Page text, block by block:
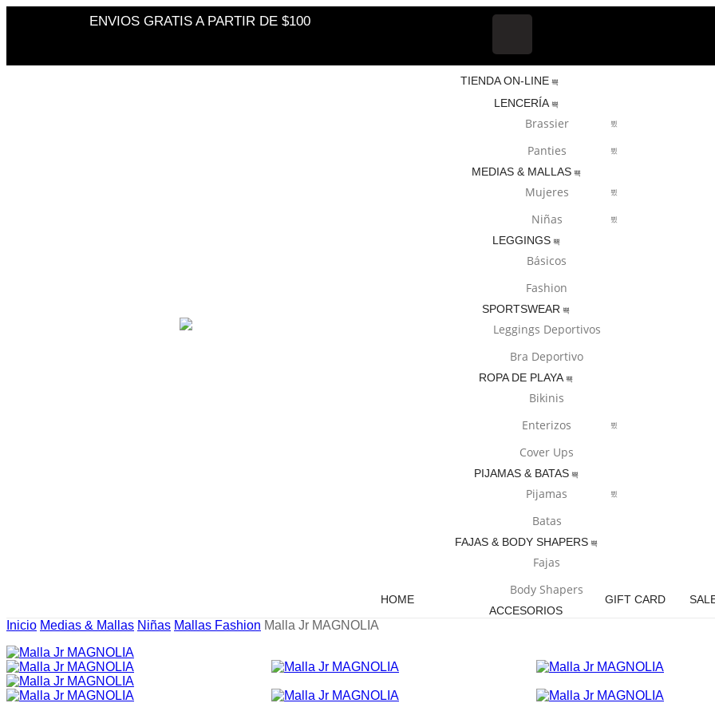
ENVIOS GRATIS A PARTIR DE $100
HOME
TIENDA ON-LINE
LENCERÍA
Brassier
Panties
MEDIAS & MALLAS
Mujeres
Niñas
LEGGINGS
Básicos
Fashion
SPORTSWEAR
Leggings Deportivos
Bra Deportivo
ROPA DE PLAYA
Bikinis
Enterizos
Cover Ups
PIJAMAS & BATAS
Pijamas
Batas
FAJAS & BODY SHAPERS
Fajas
Body Shapers
ACCESORIOS
GIFT CARD
Inicio Medias & Mallas Niñas Mallas Fashion Malla Jr MAGNOLIA